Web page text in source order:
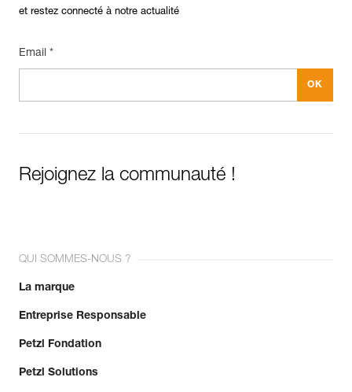
et restez connecté à notre actualité
Email *
Rejoignez la communauté !
QUI SOMMES-NOUS ?
La marque
Entreprise Responsable
Petzl Fondation
Petzl Solutions